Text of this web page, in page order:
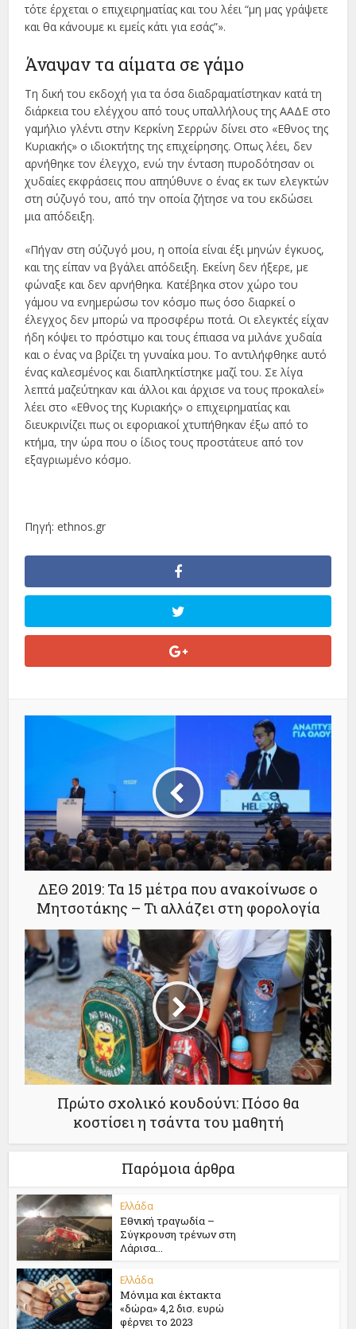
τότε έρχεται ο επιχειρηματίας και του λέει “μη μας γράψετε
και θα κάνουμε κι εμείς κάτι για εσάς”».
Άναψαν τα αίματα σε γάμο
Τη δική του εκδοχή για τα όσα διαδραματίστηκαν κατά τη
διάρκεια του ελέγχου από τους υπαλλήλους της ΑΑΔΕ στο
γαμήλιο γλέντι στην Κερκίνη Σερρών δίνει στο «Εθνος της
Κυριακής» ο ιδιοκτήτης της επιχείρησης. Οπως λέει, δεν
αρνήθηκε τον έλεγχο, ενώ την ένταση πυροδότησαν οι
χυδαίες εκφράσεις που απηύθυνε ο ένας εκ των ελεγκτών
στη σύζυγό του, από την οποία ζήτησε να του εκδώσει
μια απόδειξη.
«Πήγαν στη σύζυγό μου, η οποία είναι έξι μηνών έγκυος,
και της είπαν να βγάλει απόδειξη. Εκείνη δεν ήξερε, με
φώναξε και δεν αρνήθηκα. Κατέβηκα στον χώρο του
γάμου να ενημερώσω τον κόσμο πως όσο διαρκεί ο
έλεγχος δεν μπορώ να προσφέρω ποτά. Οι ελεγκτές είχαν
ήδη κόψει το πρόστιμο και τους έπιασα να μιλάνε χυδαία
και ο ένας να βρίζει τη γυναίκα μου. Το αντιλήφθηκε αυτό
ένας καλεσμένος και διαπληκτίστηκε μαζί του. Σε λίγα
λεπτά μαζεύτηκαν και άλλοι και άρχισε να τους προκαλεί»
λέει στο «Εθνος της Κυριακής» ο επιχειρηματίας και
διευκρινίζει πως οι εφοριακοί χτυπήθηκαν έξω από το
κτήμα, την ώρα που ο ίδιος τους προστάτευε από τον
εξαγριωμένο κόσμο.
Πηγή: ethnos.gr
ΔΕΘ 2019: Τα 15 μέτρα που ανακοίνωσε ο
Μητσοτάκης – Τι αλλάζει στη φορολογία
Πρώτο σχολικό κουδούνι: Πόσο θα
κοστίσει η τσάντα του μαθητή
Παρόμοια άρθρα
Ελλάδα
Εθνική τραγωδία –
Σύγκρουση τρένων στη
Λάρισα...
Ελλάδα
Μόνιμα και έκτακτα
«δώρα» 4,2 δισ. ευρώ
φέρνει το 2023